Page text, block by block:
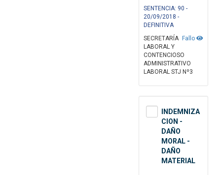
SENTENCIA: 90 -
20/09/2018 -
DEFINITIVA
Fallo
SECRETARÍA
LABORAL Y
CONTENCIOSO
ADMINISTRATIVO
LABORAL STJ Nº3
INDEMNIZA
CION -
DAÑO
MORAL -
DAÑO
MATERIAL